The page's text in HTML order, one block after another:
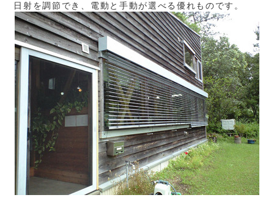
日射を調節でき、電動と手動が選べる優れものです。